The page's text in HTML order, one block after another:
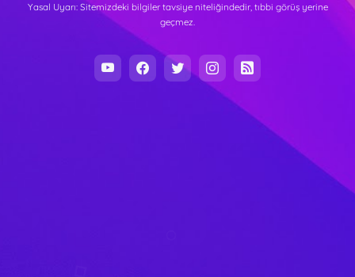
Yasal Uyarı: Sitemizdeki bilgiler tavsiye niteliğindedir, tıbbi görüş yerine
geçmez.